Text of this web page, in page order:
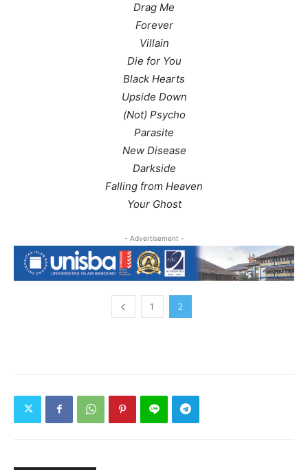
Drag Me
Forever
Villain
Die for You
Black Hearts
Upside Down
(Not) Psycho
Parasite
New Disease
Darkside
Falling from Heaven
Your Ghost
- Advertisement -
1 2